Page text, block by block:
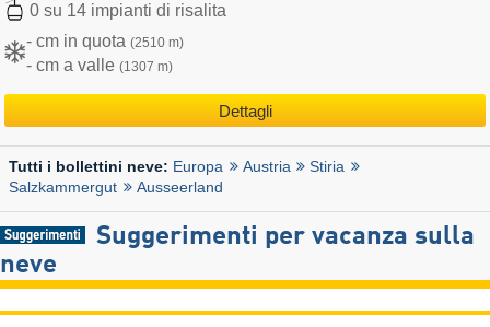
0 su 14 impianti di risalita
- cm in quota (2510 m)
- cm a valle (1307 m)
Dettagli
Tutti i bollettini neve: Europa Austria
Stiria
Salzkammergut
Ausseerland
Suggerimenti per vacanza sulla
neve